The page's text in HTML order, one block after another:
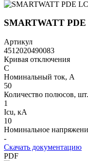
SMARTWATT
Артикул
4512020490083
Кривая отключения
C
Номинальный ток, А
50
Количество полюсов, шт.
1
Icu, кА
10
Номинальное
-
Скачать документацию
PDF